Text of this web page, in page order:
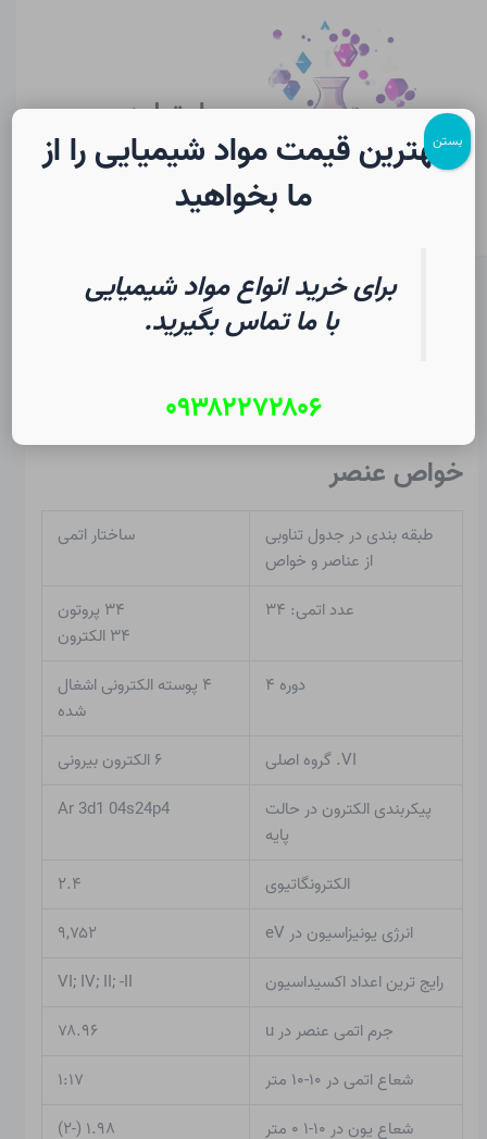
سایت لرن
شیمی
سلنیوم در شیمی | فرهنگ لغت
Christopher J. Ziegler
خواص عنصر
طبقه بندی در جدول تناوبی
از عناصر و خواص
ساختار اتمی
عدد اتمی: ۳۴
۳۴ پروتون
۳۴ الکترون
دوره ۴
۴ پوسته الکترونی اشغال
شده
VI. گروه اصلی
۶ الکترون بیرونی
پیکربندی الکترون در حالت
پایه
Ar 3d1 04s24p4
الکترونگاتیوی
۲.۴
انرژی یونیزاسیون در eV
۹,۷۵۲
رایج ترین اعداد اکسیداسیون
VI; IV; II; -II
جرم اتمی عنصر در u
۷۸.۹۶
شعاع اتمی در ۱۰-۱۰ متر
۱:۱۷
شعاع یون در ۱۰-۱ ۰ متر
۱.۹۸ (-۲)
بهترین قیمت مواد شیمیایی را از
ما بخواهید
برای خرید انواع مواد شیمیایی
با ما تماس بگیرید.
۰۹۳۸۲۲۷۲۸۰۶
بستن